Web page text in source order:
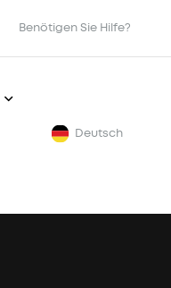
Benötigen Sie Hilfe?
Deutsch